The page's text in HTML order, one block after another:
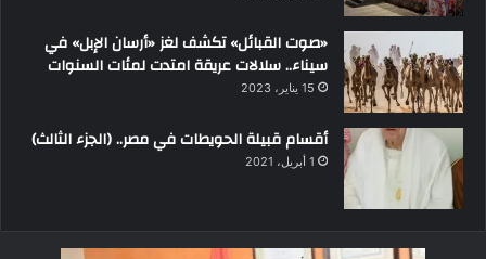
«صوت القبائل» تكشف لغز «أرسان الإبل» في
سيناء.. سلالات عريقة امتدت لمئات السنوات
15 يناير، 2023
أقسام قبيلة الحويطات في مصر.. (الجزء الثالث)
1 أبريل، 2021